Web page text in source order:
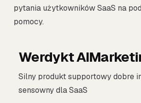
pytania użytkowników SaaS na
pomocy.
Werdykt
Silny produkt supportowy dobre
sensowny dla SaaS